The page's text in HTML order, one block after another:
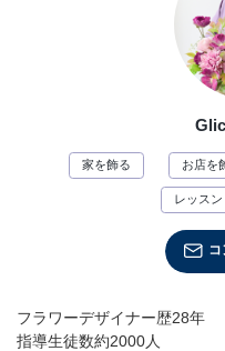
JDCA(ディスプレイスクー
家を飾る お店を
レッス
コ
フラワーデザイナー歴28年
指導生徒数約2000人